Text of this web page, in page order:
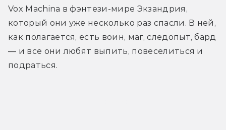
Vox Machina в фэнтези-мире Экзандрия,
который они уже несколько раз спасли. В ней,
как полагается, есть воин, маг, следопыт, бард
— и все они любят выпить, повеселиться и
подраться.